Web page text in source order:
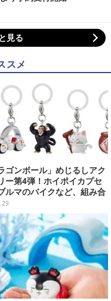
見る
スメ
ゴンボール」めじるしアク
ー第4弾！ホイポイカプセ
ルマのバイクなど、組み合
も楽しい全5種